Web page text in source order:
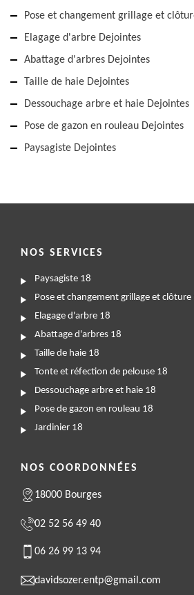
Pose et changement grillage et
Elagage d'arbre Dejointes
Abattage d'arbres Dejointes
Taille de haie Dejointes
Dessouchage arbre et haie Dejointes
Pose de gazon en rouleau Dejointes
Paysagiste Dejointes
NOS SERVICES
Paysagiste 18
Pose et changement grillage et clôture
Elagage d'arbre 18
Abattage d'arbres 18
Taille de haie 18
Tonte et réfection de pelouse 18
Dessouchage arbre et haie 18
Pose de gazon en rouleau 18
Jardinier 18
NOS COORDONNÉES
18000 Bourges
02 52 56 49 40
06 26 99 13 94
davidsozer.entp@gmail.com